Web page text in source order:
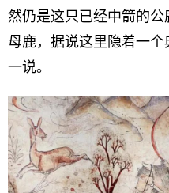
然仍是这只已经中箭的
母鹿，据说这里隐着一
一说。